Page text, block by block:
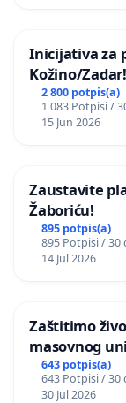
Inicijativa za
Kožino/Zadar!
2 800 potpis(a)
1 083 Potpisi /
15 Jun 2026
Zaustavite
Žaboriću!
895 potpis(a)
895 Potpisi / 30
14 Jul 2026
Zaštitimo
masovnog
kuge
643 potpis(a)
643 Potpisi / 30
30 Jul 2026